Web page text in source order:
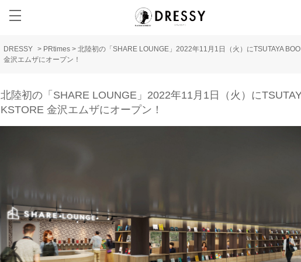
DRESSY > PRtimes > 北陸初の「SHARE LOUNGE」2022年11月1日（火）にTSUTAYA
金沢エムザにオープン！
北陸初の「SHARE LOUNGE」2022年11月1日（火）に
KSTORE 金沢エムザにオープン！